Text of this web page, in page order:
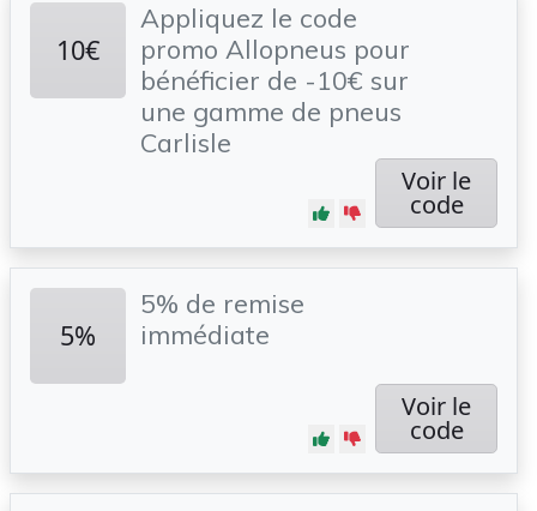
10€
Appliquez le code
promo Allopneus pour
bénéficier de -10€ sur
une gamme de pneus
Carlisle
Voir le
code
5%
5% de remise
immédiate
Voir le
code